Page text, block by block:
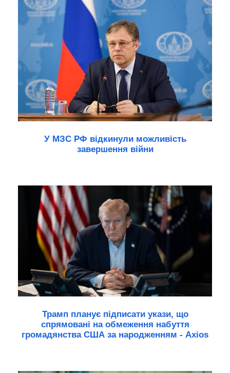
У МЗС РФ відкинули можливість
завершення війни
Трамп планує підписати укази, що
спрямовані на обмеження набуття
громадянства США за народженням - Axios